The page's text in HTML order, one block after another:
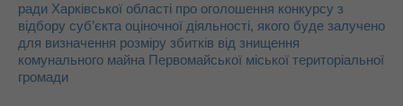
ради Харківської області про оголошення конкурсу з
відбору суб’єкта оціночної діяльності, якого буде залучено
для визначення розміру збитків від знищення
комунального майна Первомайської міської територіальної
громади